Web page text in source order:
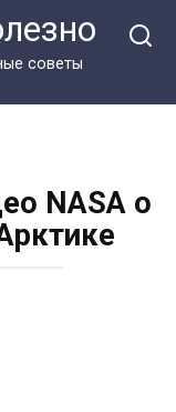
советы
NASA о